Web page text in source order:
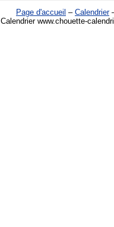
Page d'accueil – Calendrier
Calendrier www.chouette-